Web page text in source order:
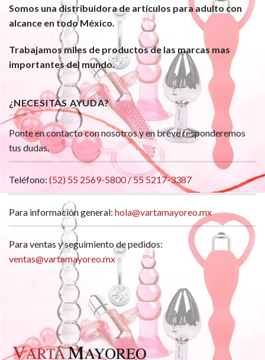
Somos una distribuidora de artículos para adulto con
alcance en todo México.
Trabajamos miles de productos de las marcas mas
importantes del mundo.
¿NECESITAS AYUDA?
Ponte en contacto con nosotros y en breve responderemos
tus dudas.
Teléfono: (52) 55 2569-5800 / 55 5217-3387
Para información general: hola@vartamayoreo.mx
Para ventas y seguimiento de pedidos:
ventas@vartamayoreo.mx